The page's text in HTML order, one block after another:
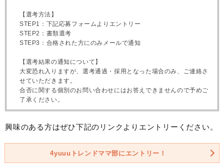
【選考方法】
STEP1：下記応募フォームよりエントリー
STEP2：書類選考
STEP3：合格された方にのみメールで通知
【選考結果の通知について】
大変恐れ入りますが、選考通過・採用となった場合のみ、ご連絡さ
せていただきます。
合否に関する個別のお問い合わせにはお答えできませんので予めご
了承ください。
興味のある方はぜひ下記のリンクよりエントリーください。
4yuuuトレンドママ部にエントリー！